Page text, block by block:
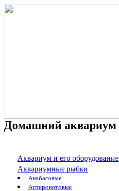
Домашний аквариум
Аквариум и его оборудование
Аквариумные рыбки
Анабасовые
Аптеронотовые